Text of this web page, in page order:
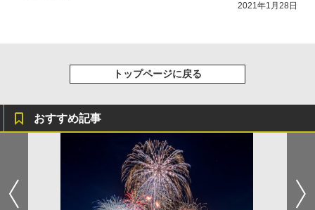
2021年1月28日
トップページに戻る
おすすめ記事